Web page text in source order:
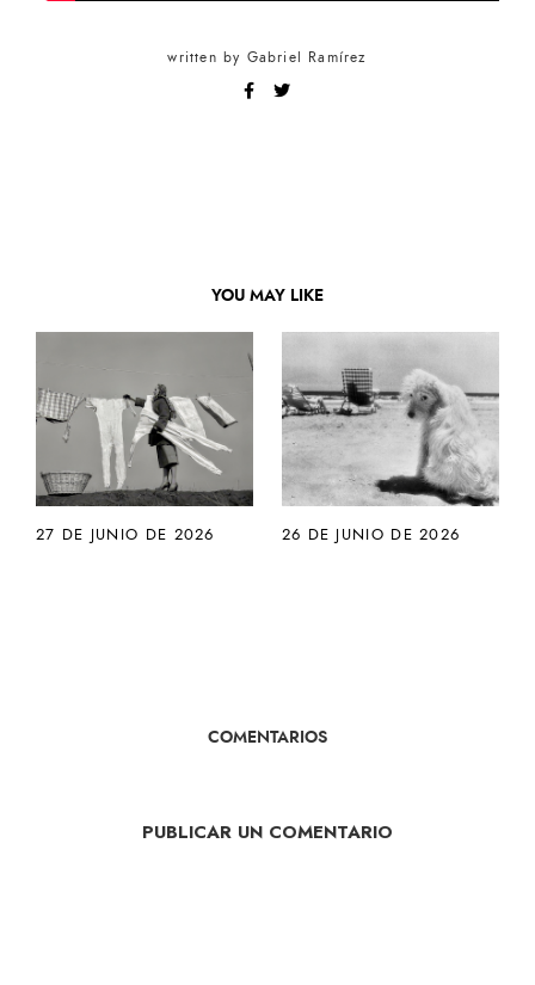
written by Gabriel Ramírez
YOU MAY LIKE
27 DE JUNIO DE 2026 26 DE JUNIO DE 2026
COMENTARIOS
PUBLICAR UN COMENTARIO